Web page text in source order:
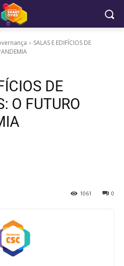
SALAS E EDIFÍCIOS DE
DE
O FUTURO
0
1061